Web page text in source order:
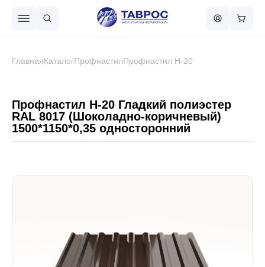
Металлочерепица
Сваи винтовые
ГлавнаяКаталогПрофнастилПрофнастил Н-20
Профнастил Н-20 Гладкий полиэстер
RAL 8017 (Шоколадно-коричневый)
1500*1150*0,35 односторонний